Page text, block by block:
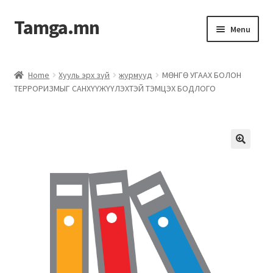
Tamga.mn Menu
ХАБЭА-н багц
Дотоод журмын багц
Компанийн удирдлагын бичиг баримт
Home Хууль эрх зүй журмууд
МӨНГӨ УГААХ БОЛОН
ТЕРРОРИЗМЫГ САНХҮҮЖҮҮЛЭХТЭЙ ТЭМЦЭХ БОДЛОГО